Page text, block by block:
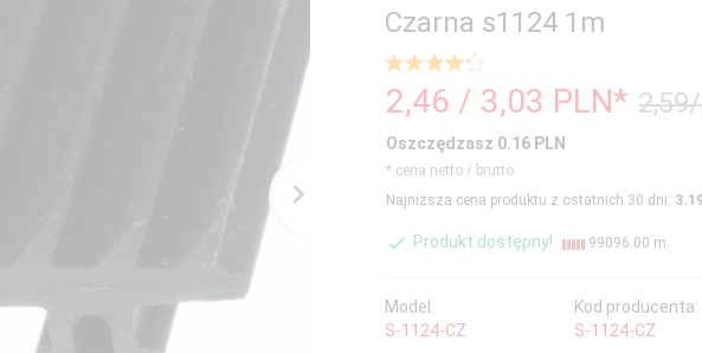
Czarna s1124 1m
2,46 / 3,03 PLN*
Oszczędzasz 0.16 PLN
* cena netto / brutto
Najniższa cena produktu z ostatnich 30 dni:
Produkt dostępny! 99096.00 m.
Model:
S-1124-CZ
Kod producenta:
S-1124-CZ